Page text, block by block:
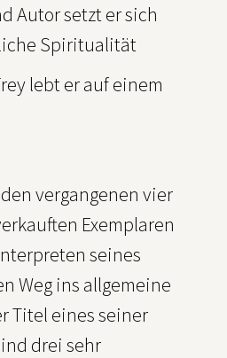
Autor setzt er sich
Spiritualität
lebt er auf einem
vergangenen vier
Exemplaren
seines
Weg ins allgemeine
Titel eines seiner
drei sehr